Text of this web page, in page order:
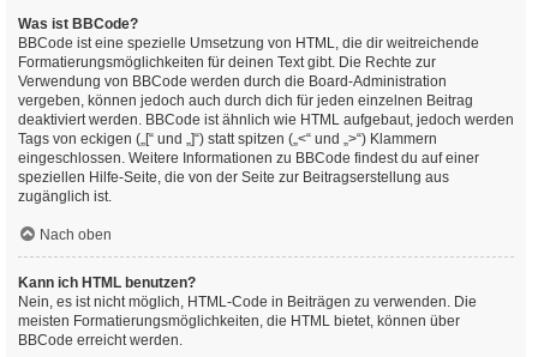
Was ist BBCode?
BBCode ist eine spezielle Umsetzung von HTML, die dir weitreichende
Formatierungsmöglichkeiten für deinen Text gibt. Die Rechte zur
Verwendung von BBCode werden durch die Board-Administration
vergeben, können jedoch auch durch dich für jeden einzelnen Beitrag
deaktiviert werden. BBCode ist ähnlich wie HTML aufgebaut, jedoch werden
Tags von eckigen („[“ und „]“) statt spitzen („<“ und „>“) Klammern
eingeschlossen. Weitere Informationen zu BBCode findest du auf einer
speziellen Hilfe-Seite, die von der Seite zur Beitragserstellung aus
zugänglich ist.
Nach oben
Kann ich HTML benutzen?
Nein, es ist nicht möglich, HTML-Code in Beiträgen zu verwenden. Die
meisten Formatierungsmöglichkeiten, die HTML bietet, können über
BBCode erreicht werden.